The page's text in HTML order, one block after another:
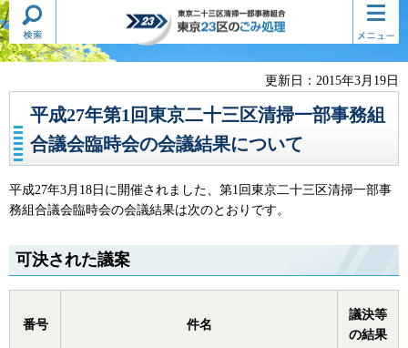
東京二十三区清掃一部事務組合
東京23区のごみ処理
検索・
共通メ
ニュー
コンテ
ンツメ
ニュー
更新日：2015年3月19日
平成27年第1回東京二十三区清掃一部事務組
合議会臨時会の会議結果について
平成27年3月18日に開催されました、第1回東京二十三区清掃一部事
務組合議会臨時会の会議結果は次のとおりです。
可決された議案
番号 件名
議決等
の結果